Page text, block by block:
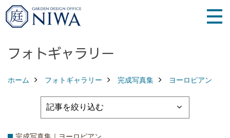
フォトギャラリー
ホーム フォトギャラリー 完成写真集 ヨーロピアン